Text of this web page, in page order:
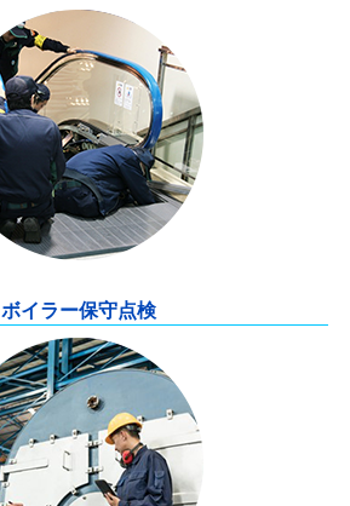
ボイラー保守点検